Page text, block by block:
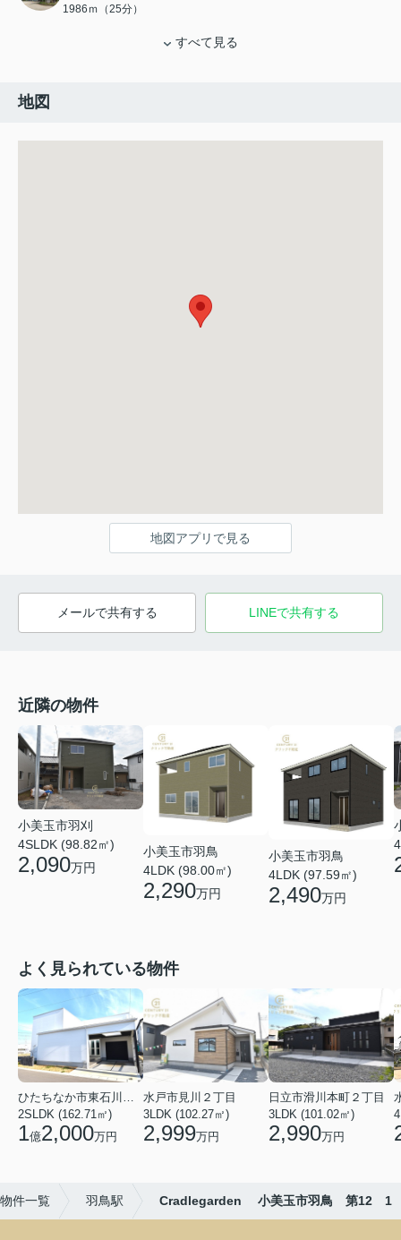
1986ｍ（25分）
すべて見る
地図
地図アプリで見る
メールで共有する LINEで共有する
近隣の物件
小美玉市羽刈
4SLDK (98.82㎡)
2,090万円
小美玉市羽鳥
4LDK (98.00㎡)
2,290万円
小美玉市羽鳥
4LDK (97.59㎡)
2,490万円
よく見られている物件
2SLDK (162.71㎡)
1億2,000万円
水戸市見川２丁目
3LDK (102.27㎡)
2,999万円
日立市滑川本町２丁目
3LDK (101.02㎡)
2,990万円
件一覧 羽鳥駅 Cradlegarden 小美玉市羽鳥 第12 1